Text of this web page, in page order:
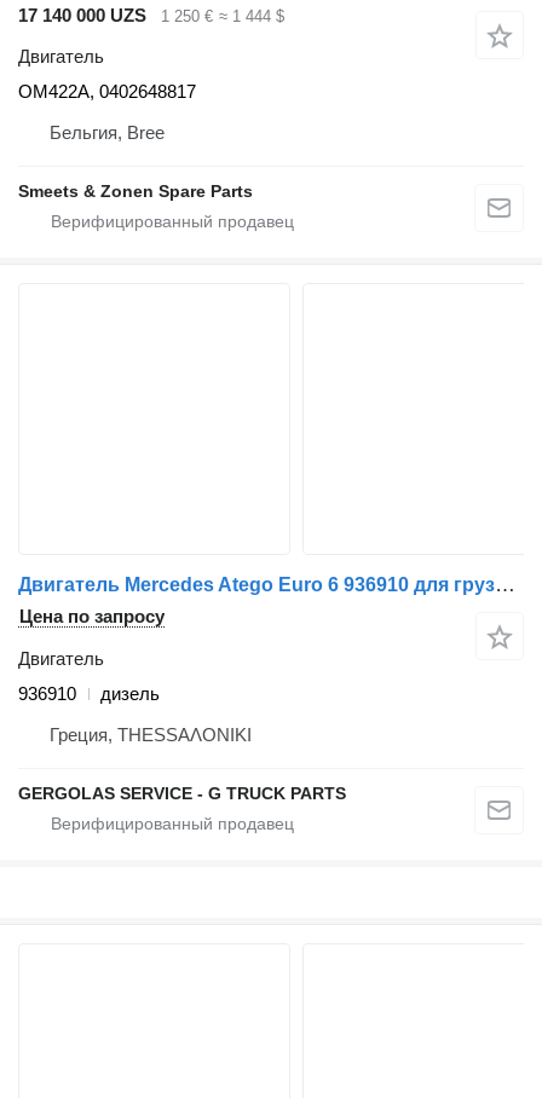
17 140 000 UZS 1 250 € ≈ 1 444 $
Двигатель
OM422A, 0402648817
Бельгия, Bree
Smeets & Zonen Spare Parts
Двигатель Mercedes Atego Euro 6 936910 для грузовика Mercedes-Benz ATEGO EURO 6
Цена по запросу
Двигатель
936910
дизель
Греция, ΤΗΕSSΑΛΟΝΙΚΙ
GERGOLAS SERVICE - G TRUCK PARTS